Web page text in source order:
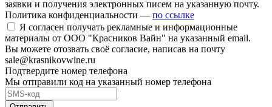
заявки и получения электронных писем на указанную почту.
Политика конфиденциальности — по ссылке
Я согласен получать рекламные и информационные
материалы от ООО "Красников Вайн" на указанный email.
Вы можете отозвать своё согласие, написав на почту
sale@krasnikovwine.ru
Подтвердите номер телефона
Мы отправили код на указанный номер телефона